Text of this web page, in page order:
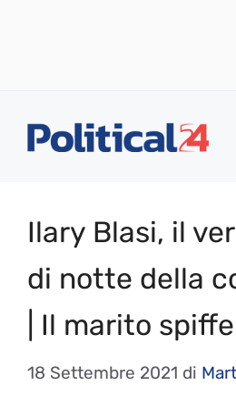
Ilary Blasi, il
di notte della
| Il marito
18 Settembre 2021 di